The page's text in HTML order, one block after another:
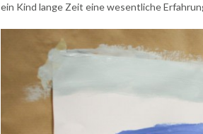
ein Kind lange Zeit eine wesentliche